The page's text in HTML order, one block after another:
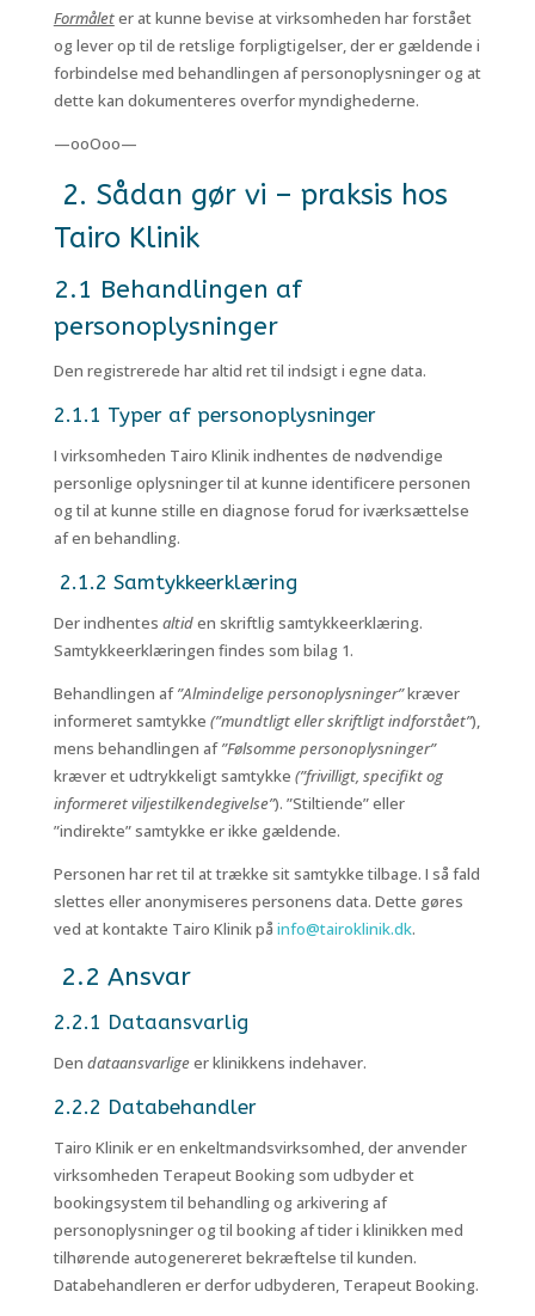
Formåleter at kunne bevise at virksomheden har forstået
og lever op til de retslige forpligtigelser, der er gældende i
forbindelse med behandlingen af personoplysninger og at
dette kan dokumenteres overfor myndighederne.
—ooOoo—
2. Sådan gør vi – praksis hos
Tairo Klinik
2.1 Behandlingen af
personoplysninger
Den registrerede har altid ret til indsigt i egne data.
2.1.1 Typer af personoplysninger
I virksomheden Tairo Klinik indhentes de nødvendige
personlige oplysninger til at kunne identificere personen
og til at kunne stille en diagnose forud for iværksættelse
af en behandling.
2.1.2 Samtykkeerklæring
Der indhentes altiden skriftlig samtykkeerklæring.
Samtykkeerklæringen findes som bilag 1.
Behandlingen af”Almindelige personoplysninger”kræver
informeret samtykke (”mundtligt eller skriftligt indforstået”),
mens behandlingen af”Følsomme personoplysninger”
kræver et udtrykkeligt samtykke (”frivilligt, specifikt og
informeret viljestilkendegivelse”). ”Stiltiende” eller
”indirekte” samtykke er ikke gældende.
Personen har ret til at trække sit samtykke tilbage. I så fald
slettes eller anonymiseres personens data. Dette gøres
ved at kontakte Tairo Klinik på info@tairoklinik.dk.
2.2 Ansvar
2.2.1 Dataansvarlig
Den dataansvarligeer klinikkens indehaver.
2.2.2 Databehandler
Tairo Klinik er en enkeltmandsvirksomhed, der anvender
virksomheden Terapeut Booking som udbyder et
bookingsystem til behandling og arkivering af
personoplysninger og til booking af tider i klinikken med
tilhørende autogenereret bekræftelse til kunden.
Databehandleren er derfor udbyderen, Terapeut Booking.